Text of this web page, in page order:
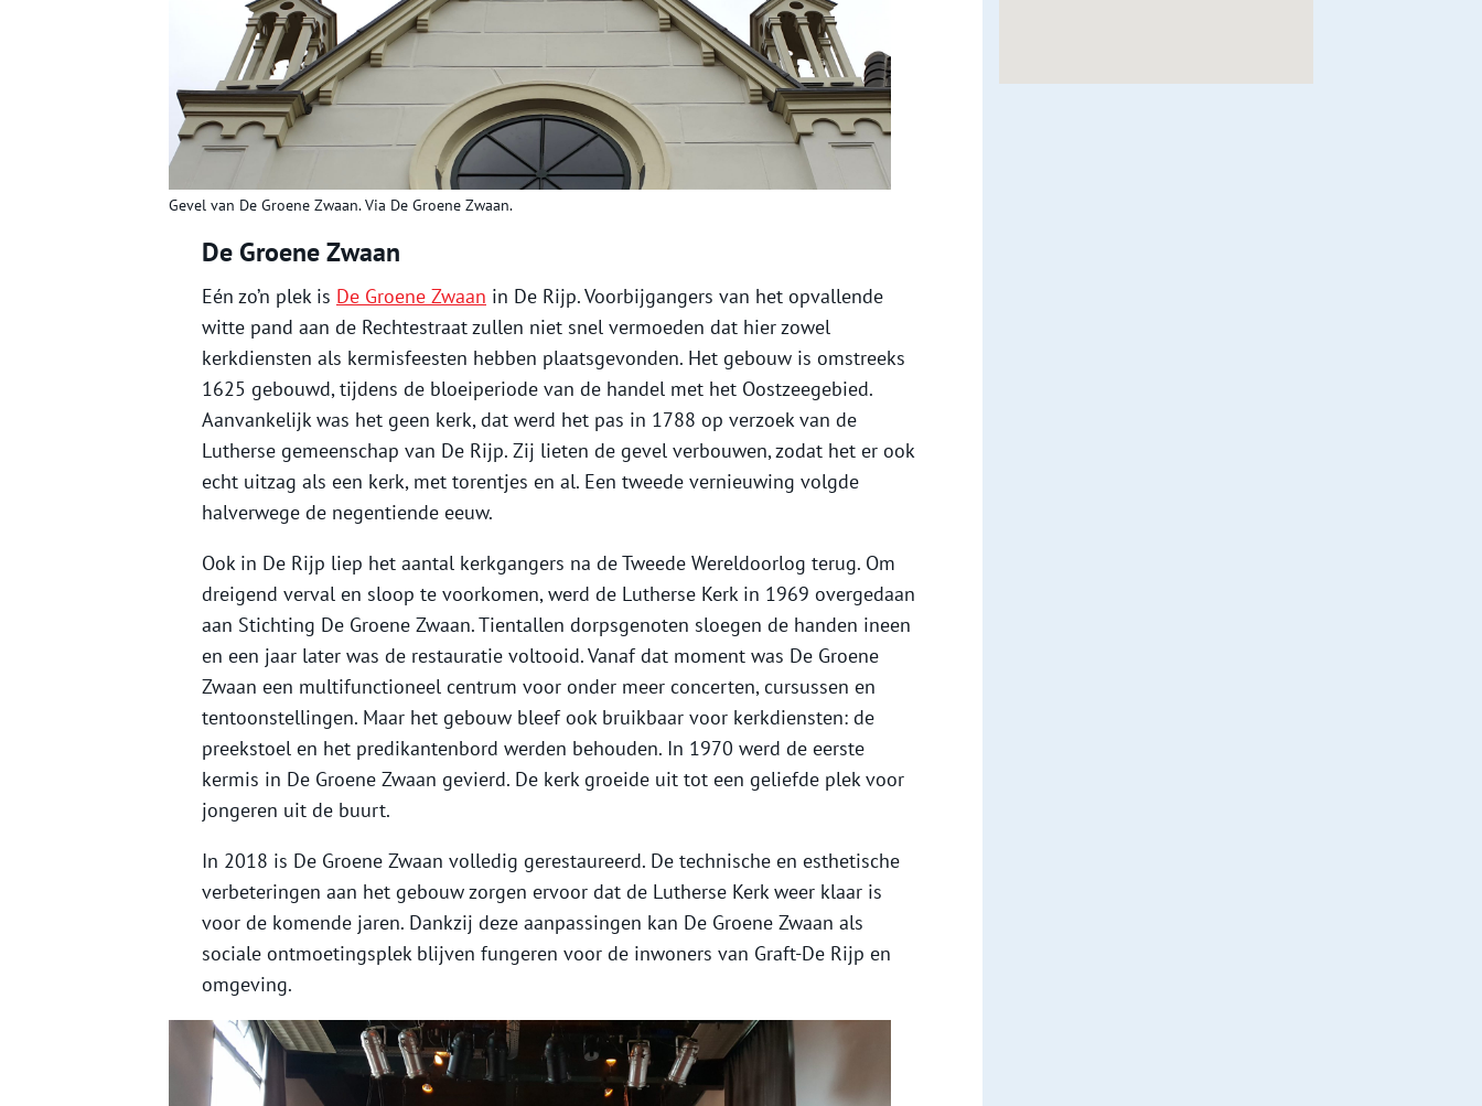
Gevel van De Groene Zwaan. Via De Groene Zwaan.
De Groene Zwaan
Eén zo’n plek is De Groene Zwaan in De Rijp. Voorbijgangers van het opvallende
witte pand aan de Rechtestraat zullen niet snel vermoeden dat hier zowel
kerkdiensten als kermisfeesten hebben plaatsgevonden. Het gebouw is omstreeks
1625 gebouwd, tijdens de bloeiperiode van de handel met het Oostzeegebied.
Aanvankelijk was het geen kerk, dat werd het pas in 1788 op verzoek van de
Lutherse gemeenschap van De Rijp. Zij lieten de gevel verbouwen, zodat het er ook
echt uitzag als een kerk, met torentjes en al. Een tweede vernieuwing volgde
halverwege de negentiende eeuw.
Ook in De Rijp liep het aantal kerkgangers na de Tweede Wereldoorlog terug. Om
dreigend verval en sloop te voorkomen, werd de Lutherse Kerk in 1969 overgedaan
aan Stichting De Groene Zwaan. Tientallen dorpsgenoten sloegen de handen ineen
en een jaar later was de restauratie voltooid. Vanaf dat moment was De Groene
Zwaan een multifunctioneel centrum voor onder meer concerten, cursussen en
tentoonstellingen. Maar het gebouw bleef ook bruikbaar voor kerkdiensten: de
preekstoel en het predikantenbord werden behouden. In 1970 werd de eerste
kermis in De Groene Zwaan gevierd. De kerk groeide uit tot een geliefde plek voor
jongeren uit de buurt.
In 2018 is De Groene Zwaan volledig gerestaureerd. De technische en esthetische
verbeteringen aan het gebouw zorgen ervoor dat de Lutherse Kerk weer klaar is
voor de komende jaren. Dankzij deze aanpassingen kan De Groene Zwaan als
sociale ontmoetingsplek blijven fungeren voor de inwoners van Graft-De Rijp en
omgeving.